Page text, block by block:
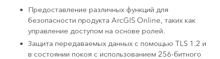
Предоставление различных функций для
безопасности продукта ArcGIS Online, таких как
управление доступом на основе ролей.
Защита передаваемых данных с помощью TLS 1.2 и
в состоянии покоя с использованием 256-битного